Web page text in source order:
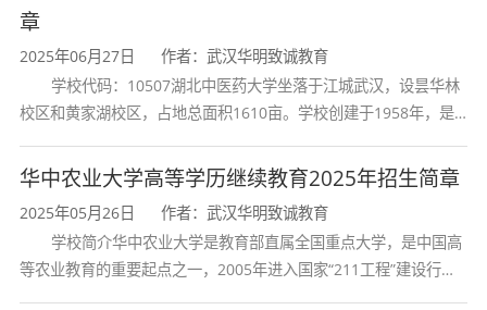
章
2025年06月27日
作者：武汉华明致诚教育
学校代码：10507湖北中医药大学坐落于江城武汉，设昙华林
校区和黄家湖校区，占地总面积1610亩。学校创建于1958年，是
育和最早开办中医研究
华中农业大学高等学历继续教育2025年招生简章
2025年05月26日
作者：武汉华明致诚教育
学校简介华中农业大学是教育部直属全国重点大学，是中国高
等农业教育的重要起点之一，2005年进入国家“211工程”建设行